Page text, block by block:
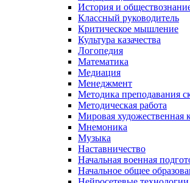
История и
Классный руководитель
Критическое мышление
Культура казачества
Логопедия
Математика
Медиация
Менеджмент
Методика преподавания
Методическая работа
Мировая художественная
Мнемоника
Музыка
Наставничество
Начальная военная
Начальное общее